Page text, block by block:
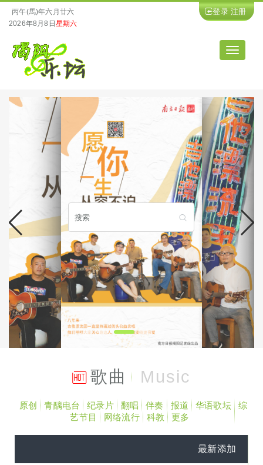
丙午(馬)年六月廿六
2026年8月8日星期六
登录 注册
导
航
歌曲 Music
原创 青醨电台 纪录片 翻唱 伴奏 报道 华语歌坛
综
艺节目
网络流行 科教 更多
最新添加